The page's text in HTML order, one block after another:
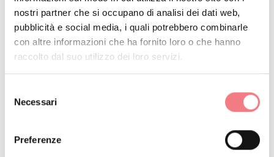
nostri partner che si occupano di analisi dei dati web,
pubblicità e social media, i quali potrebbero combinarle
con altre informazioni che ha fornito loro o che hanno
raccolto dal suo utilizzo dei loro servizi.
delNecessari
Preferenze
RICHIEDI INFORMAZIONI